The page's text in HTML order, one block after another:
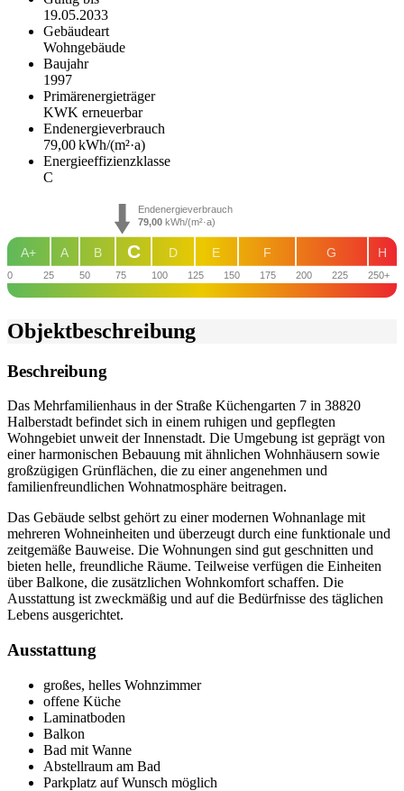
19.05.2033
Gebäudeart
Wohngebäude
Baujahr
1997
Primärenergieträger
KWK erneuerbar
Endenergie­verbrauch
79,00 kWh/(m²·a)
Energie­effizienz­klasse
C
0 25 50 75 100 125 150 175 200 225 250+
H
G
F
E
D
B
A
A+ C
Endenergieverbrauch
79,00 kWh/(m²·a)
Objekt­beschreibung
Beschreibung
Das Mehrfamilienhaus in der Straße Küchengarten 7 in 38820
Halberstadt befindet sich in einem ruhigen und gepflegten
Wohngebiet unweit der Innenstadt. Die Umgebung ist geprägt von
einer harmonischen Bebauung mit ähnlichen Wohnhäusern sowie
großzügigen Grünflächen, die zu einer angenehmen und
familienfreundlichen Wohnatmosphäre beitragen.
Das Gebäude selbst gehört zu einer modernen Wohnanlage mit
mehreren Wohneinheiten und überzeugt durch eine funktionale und
zeitgemäße Bauweise. Die Wohnungen sind gut geschnitten und
bieten helle, freundliche Räume. Teilweise verfügen die Einheiten
über Balkone, die zusätzlichen Wohnkomfort schaffen. Die
Ausstattung ist zweckmäßig und auf die Bedürfnisse des täglichen
Lebens ausgerichtet.
Ausstattung
großes, helles Wohnzimmer
offene Küche
Laminatboden
Balkon
Bad mit Wanne
Abstellraum am Bad
Parkplatz auf Wunsch möglich